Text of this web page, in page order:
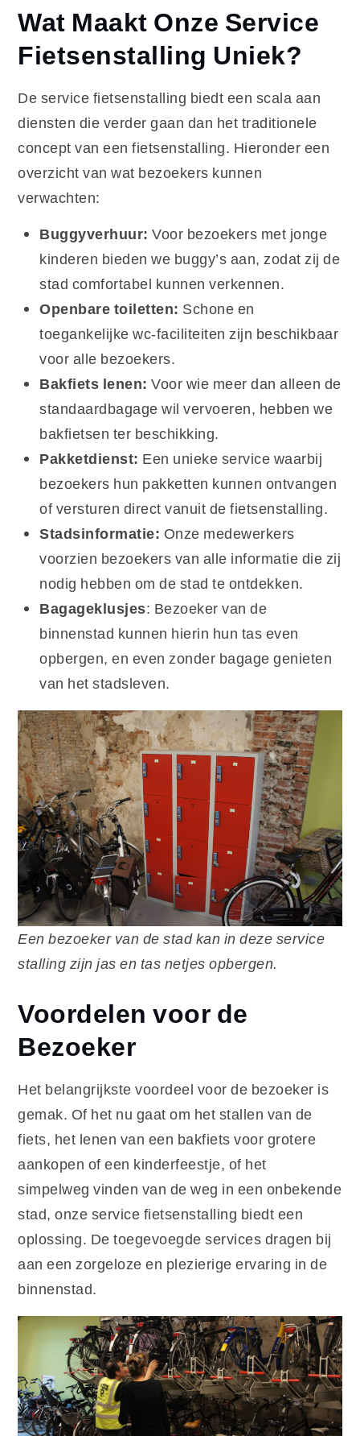
Wat Maakt Onze Service
Fietsenstalling Uniek?
De service fietsenstalling biedt een scala aan
diensten die verder gaan dan het traditionele
concept van een fietsenstalling. Hieronder een
overzicht van wat bezoekers kunnen
verwachten:
Buggyverhuur: Voor bezoekers met jonge
kinderen bieden we buggy’s aan, zodat zij de
stad comfortabel kunnen verkennen.
Openbare toiletten: Schone en
toegankelijke wc-faciliteiten zijn beschikbaar
voor alle bezoekers.
Bakfiets lenen: Voor wie meer dan alleen de
standaardbagage wil vervoeren, hebben we
bakfietsen ter beschikking.
Pakketdienst: Een unieke service waarbij
bezoekers hun pakketten kunnen ontvangen
of versturen direct vanuit de fietsenstalling.
Stadsinformatie: Onze medewerkers
voorzien bezoekers van alle informatie die zij
nodig hebben om de stad te ontdekken.
Bagageklusjes: Bezoeker van de
binnenstad kunnen hierin hun tas even
opbergen, en even zonder bagage genieten
van het stadsleven.
Een bezoeker van de stad kan in deze service
stalling zijn jas en tas netjes opbergen.
Voordelen voor de
Bezoeker
Het belangrijkste voordeel voor de bezoeker is
gemak. Of het nu gaat om het stallen van de
fiets, het lenen van een bakfiets voor grotere
aankopen of een kinderfeestje, of het
simpelweg vinden van de weg in een onbekende
stad, onze service fietsenstalling biedt een
oplossing. De toegevoegde services dragen bij
aan een zorgeloze en plezierige ervaring in de
binnenstad.